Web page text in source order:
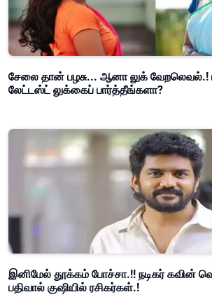
சேலை தான் பழசு... ஆனா லுக் வேறலெவல்.!
லேட்டஸ்ட் லுக்கைப் பார்த்தீங்களா?
இனிமேல் தூக்கம் போச்சா.!! நடிகர் கவின்
பதிவால் குஷியில் ரசிகர்கள்.!